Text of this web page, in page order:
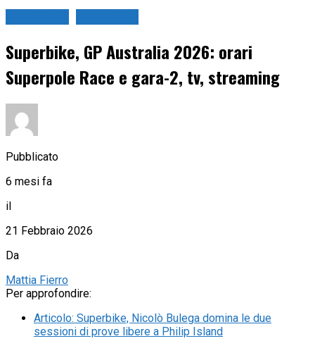
Superbike, GP Australia 2026: orari
Superpole Race e gara-2, tv, streaming
Pubblicato
6 mesi fa
il
21 Febbraio 2026
Da
Mattia Fierro
Per approfondire:
Articolo: Superbike, Nicolò Bulega domina le due
sessioni di prove libere a Philip Island